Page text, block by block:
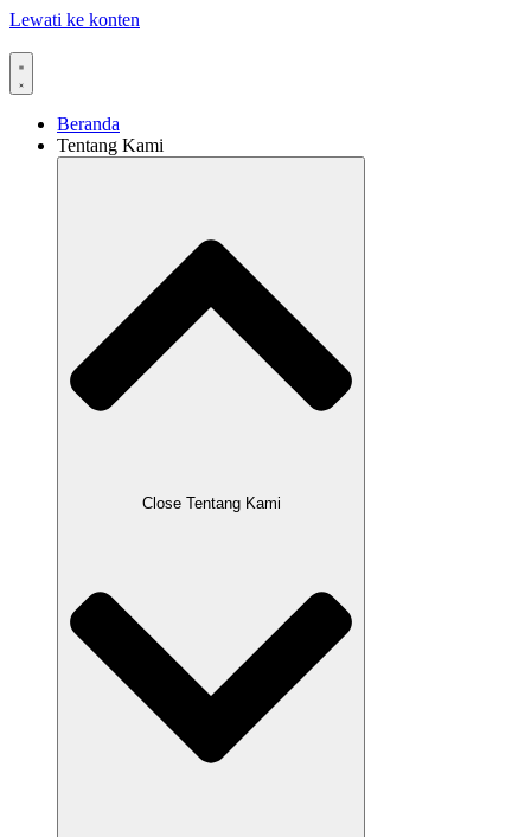
Lewati ke konten
Beranda
Tentang Kami
Close Tentang Kami